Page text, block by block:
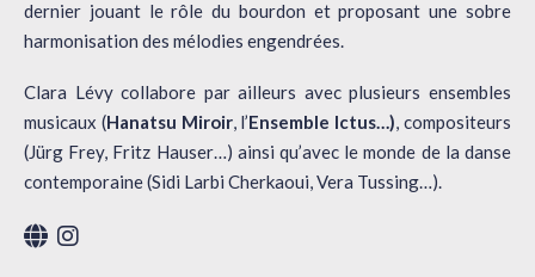
dernier jouant le rôle du bourdon et proposant une sobre
harmonisation des mélodies engendrées.
Clara Lévy collabore par ailleurs avec plusieurs ensembles
musicaux (Hanatsu Miroir, l’Ensemble Ictus…), compositeurs
(Jürg Frey, Fritz Hauser…) ainsi qu’avec le monde de la danse
contemporaine (Sidi Larbi Cherkaoui, Vera Tussing…).